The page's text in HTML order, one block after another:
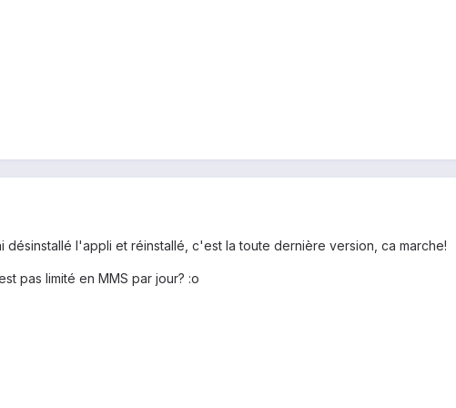
désinstallé l'appli et réinstallé, c'est la toute dernière version, ca marche!
pas limité en MMS par jour? :o